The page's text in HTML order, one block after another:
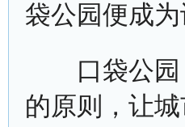
袋公园便成为
口袋公园，
的原则，让